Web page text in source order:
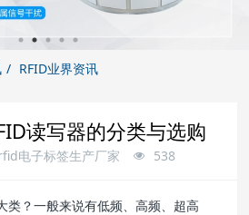
RFID业界资讯
读写器的分类与选购
电子标签生产厂家 538
类？一般来说有低频、高频、超高